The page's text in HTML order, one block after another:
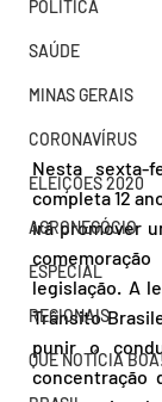
POLÍTICA
SAÚDE
MINAS GERAIS
CORONAVÍRUS
ELEIÇÕES 2020
AGRONEGÓCIO
ESPECIAL
REGIONAIS
QUE NOTÍCIA
Nesta sexta-
completa 12
irá promover
legislação. A
Trânsito
punir o
concentração